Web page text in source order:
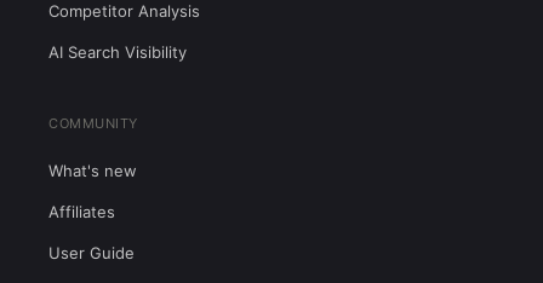
Competitor Analysis
AI Search Visibility
COMMUNITY
What's new
Affiliates
User Guide